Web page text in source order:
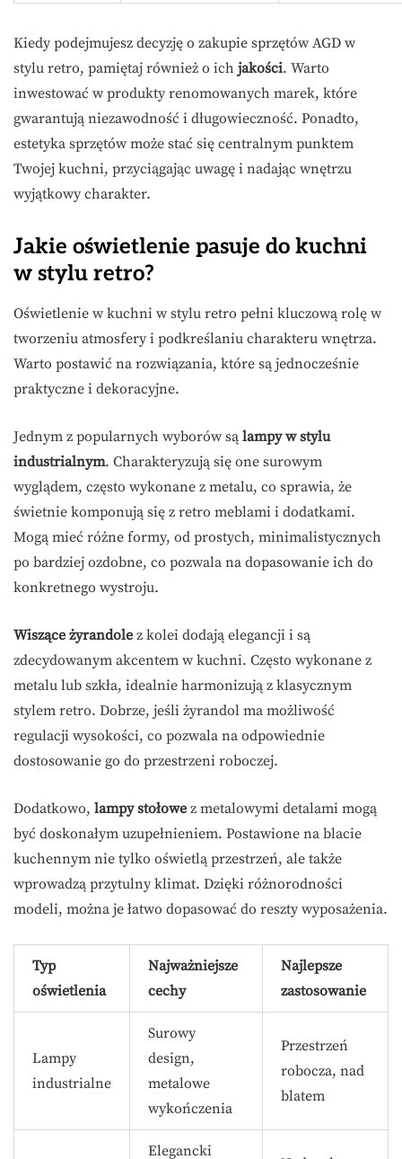
Kiedy podejmujesz decyzję o zakupie sprzętów AGD w
stylu retro, pamiętaj również o ich jakości. Warto
inwestować w produkty renomowanych marek, które
gwarantują niezawodność i długowieczność. Ponadto,
estetyka sprzętów może stać się centralnym punktem
Twojej kuchni, przyciągając uwagę i nadając wnętrzu
wyjątkowy charakter.
Jakie oświetlenie pasuje do kuchni
w stylu retro?
Oświetlenie w kuchni w stylu retro pełni kluczową rolę w
tworzeniu atmosfery i podkreślaniu charakteru wnętrza.
Warto postawić na rozwiązania, które są jednocześnie
praktyczne i dekoracyjne.
Jednym z popularnych wyborów są lampy w stylu
industrialnym. Charakteryzują się one surowym
wyglądem, często wykonane z metalu, co sprawia, że
świetnie komponują się z retro meblami i dodatkami.
Mogą mieć różne formy, od prostych, minimalistycznych
po bardziej ozdobne, co pozwala na dopasowanie ich do
konkretnego wystroju.
Wiszące żyrandole z kolei dodają elegancji i są
zdecydowanym akcentem w kuchni. Często wykonane z
metalu lub szkła, idealnie harmonizują z klasycznym
stylem retro. Dobrze, jeśli żyrandol ma możliwość
regulacji wysokości, co pozwala na odpowiednie
dostosowanie go do przestrzeni roboczej.
Dodatkowo, lampy stołowe z metalowymi detalami mogą
być doskonałym uzupełnieniem. Postawione na blacie
kuchennym nie tylko oświetlą przestrzeń, ale także
wprowadzą przytulny klimat. Dzięki różnorodności
modeli, można je łatwo dopasować do reszty wyposażenia.
Typ
oświetlenia
Najważniejsze
cechy
Najlepsze
zastosowanie
Lampy
industrialne
Surowy
design,
metalowe
wykończenia
Przestrzeń
robocza, nad
blatem
Elegancki